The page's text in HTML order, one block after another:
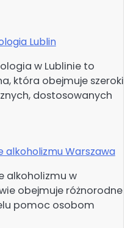
Lublin
w Lublinie to
która obejmuje szeroki
dostosowanych
alkoholizmu Warszawa
alkoholizmu w
obejmuje różnorodne
pomoc osobom